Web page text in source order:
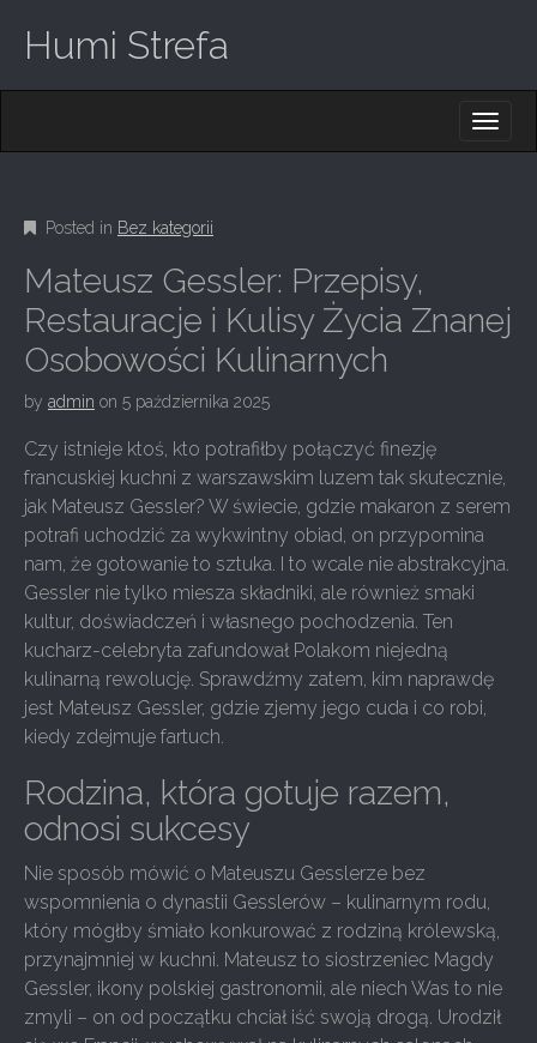
Humi Strefa
M
E
N
U
C
N
T
E
N
T
Posted in Bez kategorii
Mateusz Gessler: Przepisy,
Restauracje i Kulisy Życia Znanej
Osobowości Kulinarnych
by admin on 5 października 2025
Czy istnieje ktoś, kto potrafiłby połączyć finezję
francuskiej kuchni z warszawskim luzem tak skutecznie,
jak Mateusz Gessler? W świecie, gdzie makaron z serem
potrafi uchodzić za wykwintny obiad, on przypomina
nam, że gotowanie to sztuka. I to wcale nie abstrakcyjna.
Gessler nie tylko miesza składniki, ale również smaki
kultur, doświadczeń i własnego pochodzenia. Ten
kucharz-celebryta zafundował Polakom niejedną
kulinarną rewolucję. Sprawdźmy zatem, kim naprawdę
jest Mateusz Gessler, gdzie zjemy jego cuda i co robi,
kiedy zdejmuje fartuch.
Rodzina, która gotuje razem,
odnosi sukcesy
Nie sposób mówić o Mateuszu Gesslerze bez
wspomnienia o dynastii Gesslerów – kulinarnym rodu,
który mógłby śmiało konkurować z rodziną królewską,
przynajmniej w kuchni. Mateusz to siostrzeniec Magdy
Gessler, ikony polskiej gastronomii, ale niech Was to nie
zmyli – on od początku chciał iść swoją drogą. Urodził